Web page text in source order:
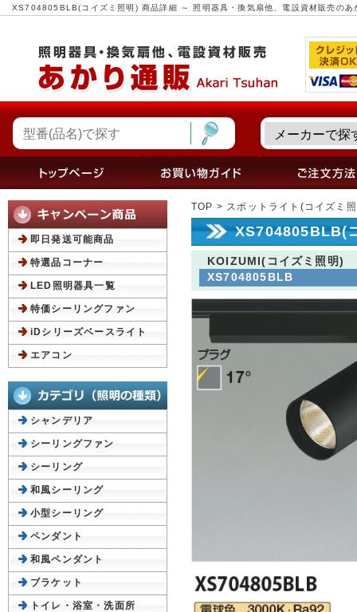
XS704805BLB(コイズミ照明) 商品詳細 ～ 照明器具・換気扇他、電設資材販売のあ
TOP > スポットライト(コイズミ
XS704805BLB(
KOIZUMI(コイズミ照明)
XS704805BLB
即日発送可能商品
特選品コーナー
LED照明器具一覧
特価シーリングファン
iDシリーズベースライト
エアコン
シャンデリア
シーリングファン
シーリング
和風シーリング
小型シーリング
ペンダント
和風ペンダント
ブラケット
トイレ・浴室・洗面所